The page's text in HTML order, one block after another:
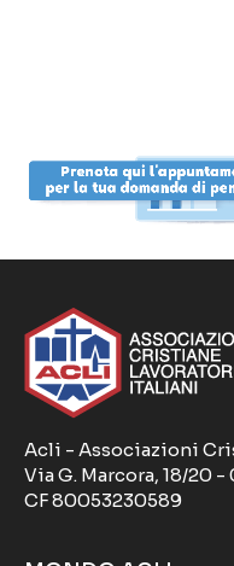
Acli - Associazioni
Via G. Marcora, 18/20 -
CF 80053230589